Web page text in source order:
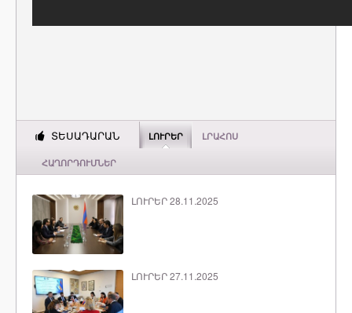
ՏԵՍԱԴԱՐԱՆ ԼՈՒՐԵՐ ԼՐԱՀՈՍ
ՀԱՂՈՐԴՈՒՄՆԵՐ
ԼՈՒՐԵՐ 28.11.2025
ԼՈՒՐԵՐ 27.11.2025